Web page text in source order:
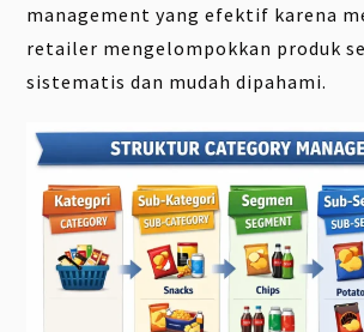
management yang efektif karena
retailer mengelompokkan produk
sistematis dan mudah dipahami.